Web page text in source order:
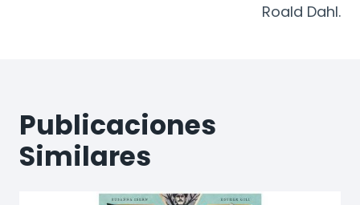
Roald Dahl.
Publicaciones
Similares